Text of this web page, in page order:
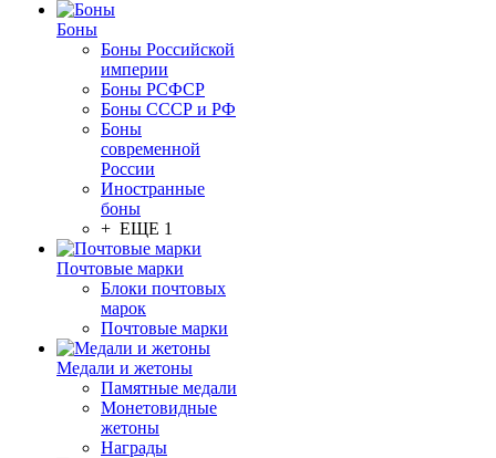
Боны
Боны Российской
империи
Боны РСФСР
Боны СССР и РФ
Боны
современной
России
Иностранные
боны
+ ЕЩЕ 1
Почтовые марки
Блоки почтовых
марок
Почтовые марки
Медали и жетоны
Памятные медали
Монетовидные
жетоны
Награды